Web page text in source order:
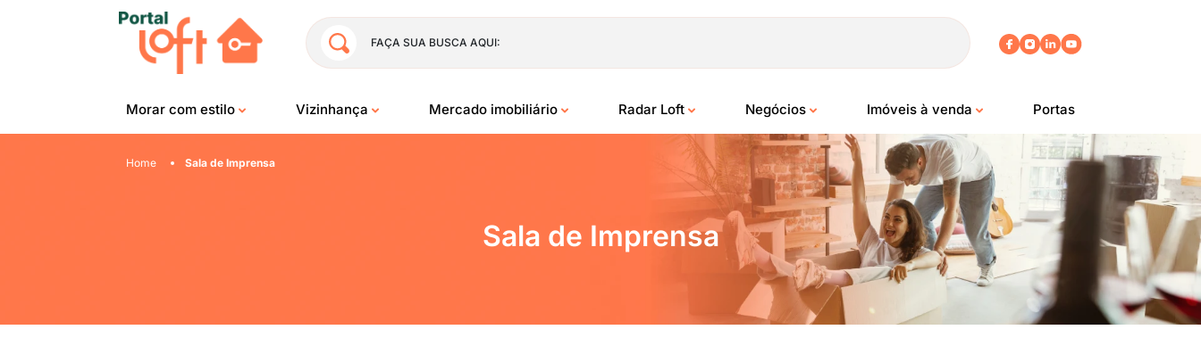
FAÇA SUA BUSCA AQUI:
Morar com estilo Vizinhança Mercado imobiliário Radar Loft Negócios Imóveis à venda Portas
Home Sala de Imprensa
Sala de Imprensa